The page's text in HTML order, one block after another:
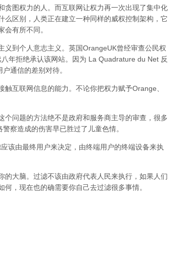
图权力的人。而互联网让权力再一次出现了集中化
区别，人类正在建立一种同样的威权控制架构，它
有所不同。
义到个人意志主义。英国OrangeUK曾经审查公民权
年拒绝承认该网站。因为 La Quadrature du Net 反
通信的差别对待。
互联网信息的能力。不论你把权力赋予Orange、
个问题的方法绝不是政府和服务商主导的审查，很多
察造成的伤害早已胜过了儿童色情。
该由最终用户来决定，由终端用户的终端设备来执
大脑。过滤不该由政府代表人民来执行，如果人们
，现在也的确需要你自己去过滤很多事情。